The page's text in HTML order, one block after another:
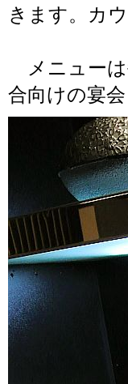
きます。カ
メニューは
合向けの宴